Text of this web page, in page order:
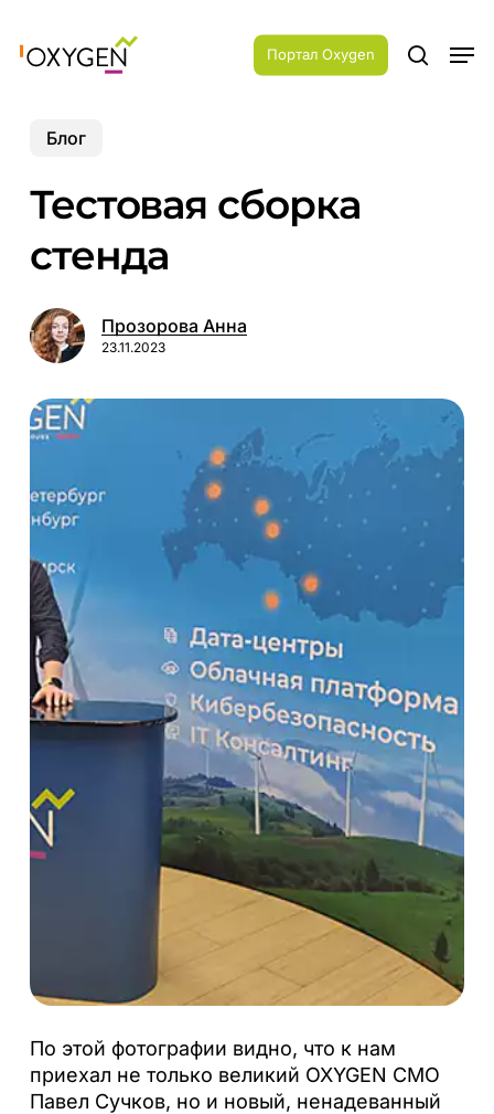
main
Портал Oxygen search
Блог
Тестовая сборка
стенда
Прозорова Анна
23.11.2023
По этой фотографии видно, что к нам
приехал не только великий OXYGEN CMO
Павел Сучков, но и новый, ненадеванный